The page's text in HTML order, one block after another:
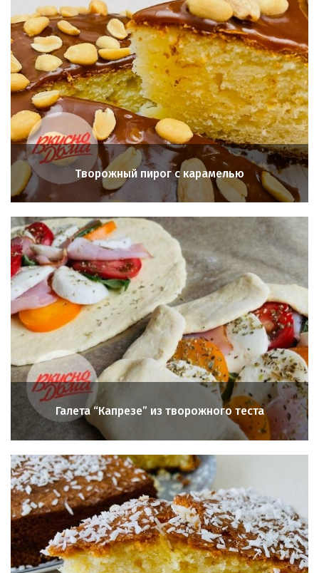
Творожный пирог с карамелью
Галета “Капрезе” из творожного теста